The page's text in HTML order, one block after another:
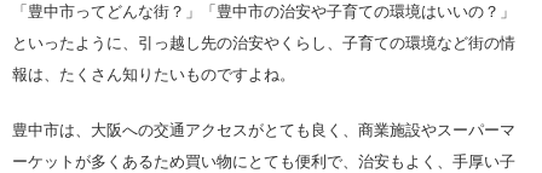
「豊中市ってどんな街？」「豊中市の治安や子育ての環境はいいの？」
といったように、引っ越し先の治安やくらし、子育ての環境など街の情
報は、たくさん知りたいものですよね。
豊中市は、大阪への交通アクセスがとても良く、商業施設やスーパーマ
ーケットが多くあるため買い物にとても便利で、治安もよく、手厚い子